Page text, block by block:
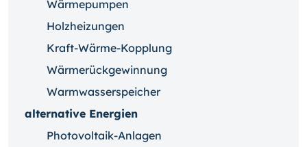
Wärmepumpen
Holzheizungen
Kraft-Wärme-Kopplung
Wärmerückgewinnung
Warmwasserspeicher
alternative Energien
Photovoltaik-Anlagen